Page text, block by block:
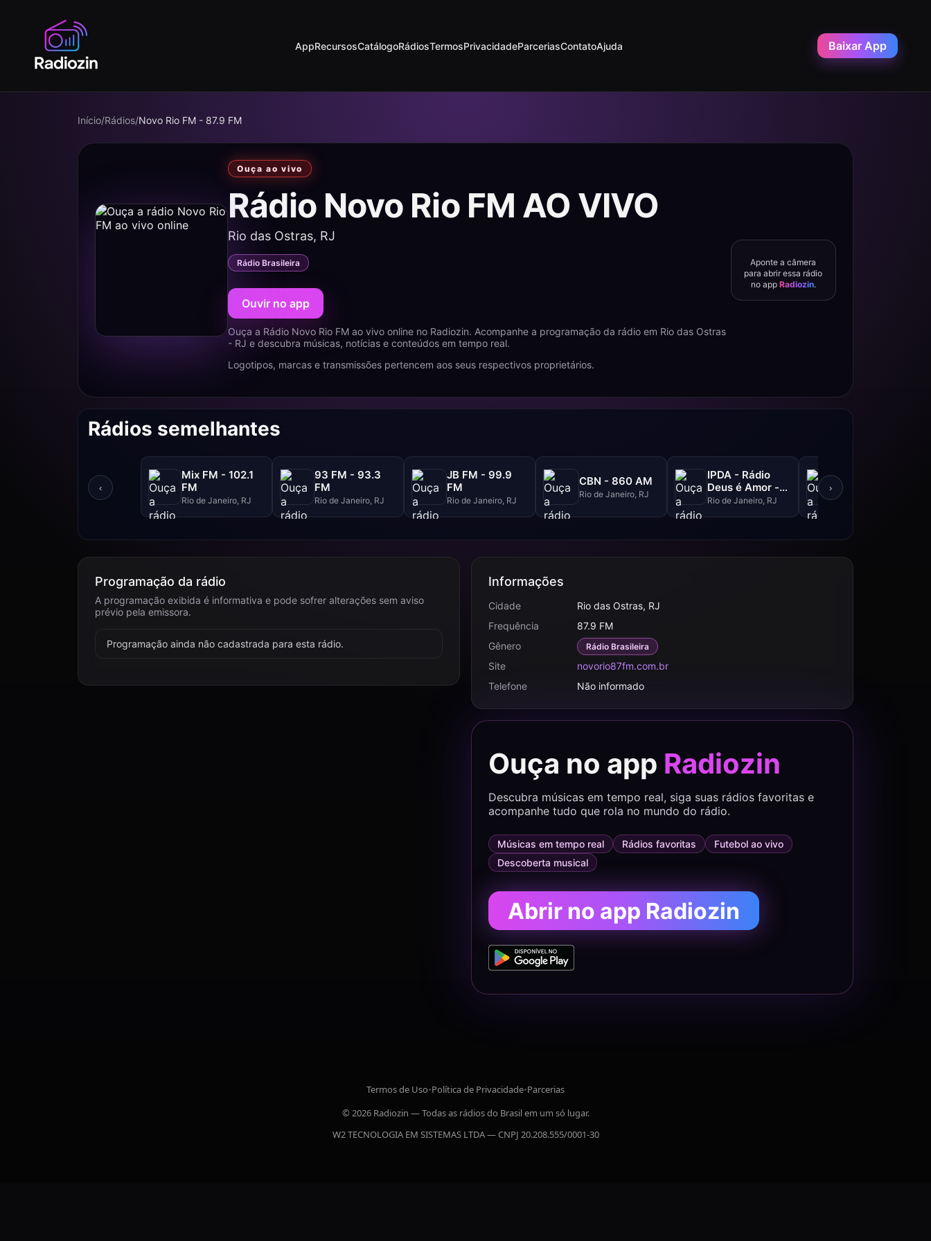
AppRecursosCatálogoRádiosTermosPrivacidadeParceriasContatoAjuda Baixar App
Início/Rádios/Novo Rio FM - 87.9 FM
Ouça ao vivo
Rádio Novo Rio FM AO VIVO
Rio das Ostras, RJ
Rádio Brasileira
Ouvir no app
Ouça a Rádio Novo Rio FM ao vivo online no Radiozin. Acompanhe a programação da rádio em Rio das Ostras
- RJ e descubra músicas, notícias e conteúdos em tempo real.
Logotipos, marcas e transmissões pertencem aos seus respectivos proprietários.
Aponte a câmera
para abrir essa rádio
no app Radiozin.
Rádios semelhantes
‹
Mix FM - 102.1
FM
Rio de Janeiro, RJ
93 FM - 93.3
FM
Rio de Janeiro, RJ
JB FM - 99.9
FM
Rio de Janeiro, RJ
CBN - 860 AM
Rio de Janeiro, RJ
IPDA - Rádio
Deus é Amor -
1030 AM
Rio de Janeiro, RJ
98.7 FM
›
Programação da rádio
A programação exibida é informativa e pode sofrer alterações sem aviso
prévio pela emissora.
Programação ainda não cadastrada para esta rádio.
Informações
Cidade
Rio das Ostras, RJ
Frequência
87.9 FM
Gênero
Rádio Brasileira
Site
novorio87fm.com.br
Telefone
Não informado
Ouça no app Radiozin
Descubra músicas em tempo real, siga suas rádios favoritas e
acompanhe tudo que rola no mundo do rádio.
Músicas em tempo real Rádios favoritas
Futebol ao vivo
Descoberta musical
Abrir no app Radiozin
Termos de Uso•Política de Privacidade•Parcerias
© 2026 Radiozin — Todas as rádios do Brasil em um só lugar.
W2 TECNOLOGIA EM SISTEMAS LTDA — CNPJ 20.208.555/0001-30